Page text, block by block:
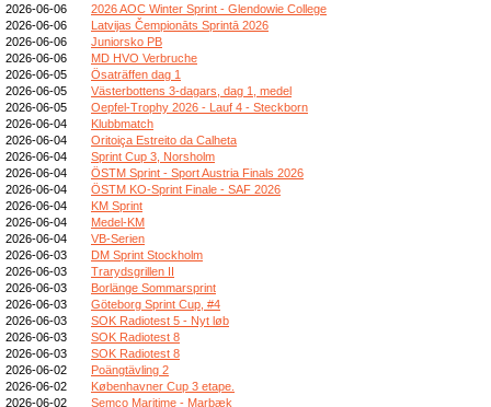
2026-06-06
2026 AOC Winter Sprint - Glendowie College
2026-06-06
Latvijas Čempionāts Sprintā 2026
2026-06-06
Juniorsko PB
2026-06-06
MD HVO Verbruche
2026-06-05
Ösaträffen dag 1
2026-06-05
Västerbottens 3-dagars, dag 1, medel
2026-06-05
Oepfel-Trophy 2026 - Lauf 4 - Steckborn
2026-06-04
Klubbmatch
2026-06-04
Oritoiça Estreito da Calheta
2026-06-04
Sprint Cup 3, Norsholm
2026-06-04
ÖSTM Sprint - Sport Austria Finals 2026
2026-06-04
ÖSTM KO-Sprint Finale - SAF 2026
2026-06-04
KM Sprint
2026-06-04
Medel-KM
2026-06-04
VB-Serien
2026-06-03
DM Sprint Stockholm
2026-06-03
Trarydsgrillen II
2026-06-03
Borlänge Sommarsprint
2026-06-03
Göteborg Sprint Cup, #4
2026-06-03
SOK Radiotest 5 - Nyt løb
2026-06-03
SOK Radiotest 8
2026-06-03
SOK Radiotest 8
2026-06-02
Poängtävling 2
2026-06-02
Københavner Cup 3 etape.
2026-06-02
Semco Maritime - Marbæk